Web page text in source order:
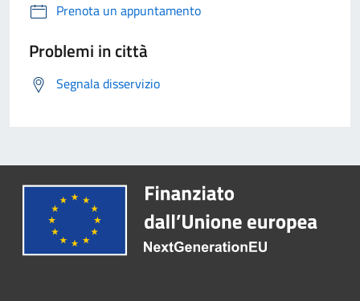
Prenota un appuntamento
Problemi in città
Segnala disservizio